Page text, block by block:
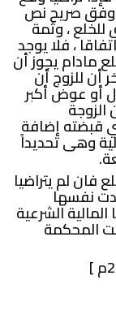
وفق صريح نص
للخلع ، وثمة
، فلا يوجد
مادام يجوز أن
أن للزوج أن
أو عوض أكبر
قبضته إضافة
وهى تحديداً
فان لم يتراضيا
نفسها
الشرعية
المحكمة